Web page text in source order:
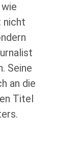
nicht
Seine
an die
Titel